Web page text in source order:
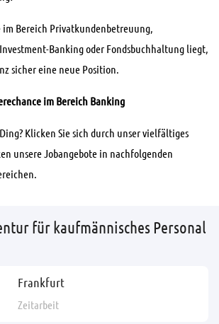
im Bereich Privatkundenbetreuung,
Banking oder Fondsbuchhaltung liegt,
sicher eine neue Position.
im Bereich Banking
Klicken Sie sich durch unser vielfältiges
unsere Jobangebote in nachfolgenden
für kaufmännisches Personal
Frankfurt
Zeitarbeit